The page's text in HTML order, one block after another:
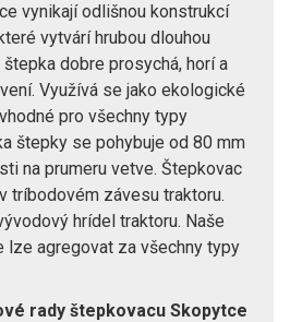
vynikají odlišnou konstrukcí
vytvárí hrubou dlouhou
dobre prosychá, horí a
Využívá se jako ekologické
pro všechny typy
štepky se pohybuje od 80 mm
na prumeru vetve. Štepkovac
tríbodovém závesu traktoru.
hrídel traktoru. Naše
lze agregovat za všechny typy
rady štepkovacu Skopytce